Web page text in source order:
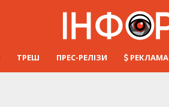
ТРЕШ ПРЕС-РЕЛІЗИ РЕКЛАМА